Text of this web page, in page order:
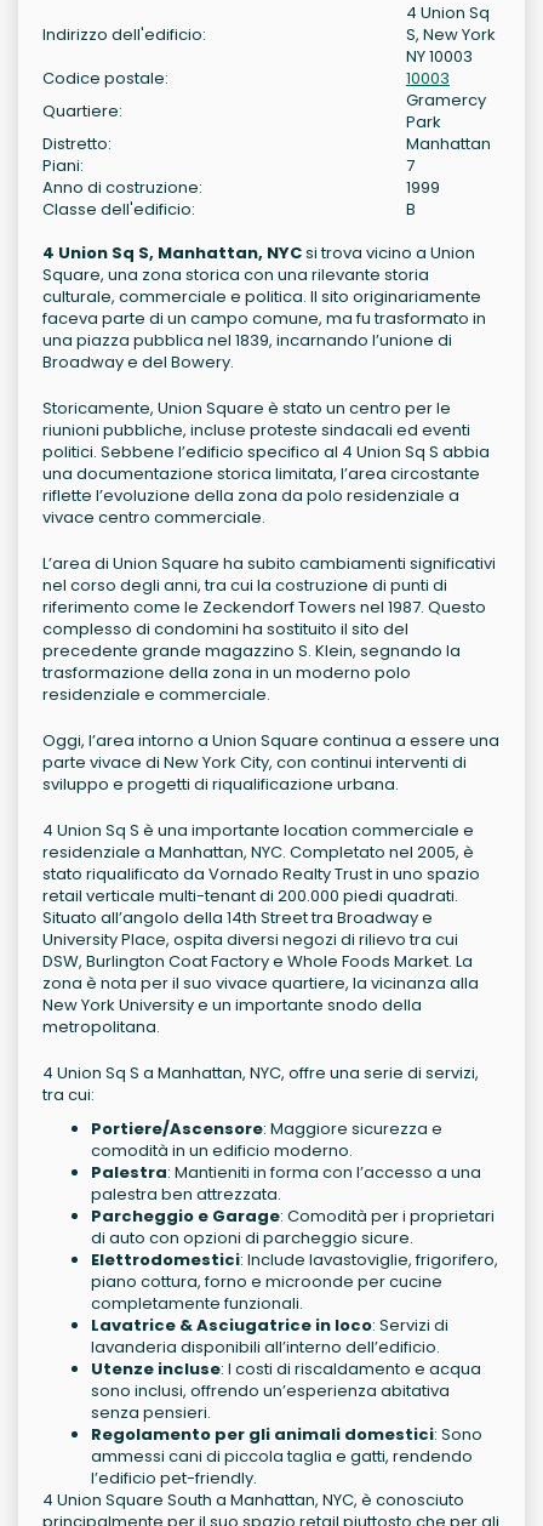
Indirizzo dell'edificio:
4 Union Sq
S, New York
NY 10003
Codice postale:
10003
Quartiere:
Gramercy
Park
Distretto:
Manhattan
Piani:
7
Anno di costruzione:
1999
Classe dell'edificio:
B
4 Union Sq S, Manhattan, NYCsi trova vicino a Union
Square, una zona storica con una rilevante storia
culturale, commerciale e politica. Il sito originariamente
faceva parte di un campo comune, ma fu trasformato in
una piazza pubblica nel 1839, incarnando l’unione di
Broadway e del Bowery.
Storicamente, Union Square è stato un centro per le
riunioni pubbliche, incluse proteste sindacali ed eventi
politici. Sebbene l’edificio specifico al 4 Union Sq S abbia
una documentazione storica limitata, l’area circostante
riflette l’evoluzione della zona da polo residenziale a
vivace centro commerciale.
L’area di Union Square ha subito cambiamenti significativi
nel corso degli anni, tra cui la costruzione di punti di
riferimento come le Zeckendorf Towers nel 1987. Questo
complesso di condomini ha sostituito il sito del
precedente grande magazzino S. Klein, segnando la
trasformazione della zona in un moderno polo
residenziale e commerciale.
Oggi, l’area intorno a Union Square continua a essere una
parte vivace di New York City, con continui interventi di
sviluppo e progetti di riqualificazione urbana.
4 Union Sq S è una importante location commerciale e
residenziale a Manhattan, NYC. Completato nel 2005, è
stato riqualificato da Vornado Realty Trust in uno spazio
retail verticale multi-tenant di 200.000 piedi quadrati.
Situato all’angolo della 14th Street tra Broadway e
University Place, ospita diversi negozi di rilievo tra cui
DSW, Burlington Coat Factory e Whole Foods Market. La
zona è nota per il suo vivace quartiere, la vicinanza alla
New York University e un importante snodo della
metropolitana.
4 Union Sq S a Manhattan, NYC, offre una serie di servizi,
tra cui:
Portiere/Ascensore: Maggiore sicurezza e
comodità in un edificio moderno.
Palestra: Mantieniti in forma con l’accesso a una
palestra ben attrezzata.
Parcheggio e Garage: Comodità per i proprietari
di auto con opzioni di parcheggio sicure.
Elettrodomestici: Include lavastoviglie, frigorifero,
piano cottura, forno e microonde per cucine
completamente funzionali.
Lavatrice & Asciugatrice in loco: Servizi di
lavanderia disponibili all’interno dell’edificio.
Utenze incluse: I costi di riscaldamento e acqua
sono inclusi, offrendo un’esperienza abitativa
senza pensieri.
Regolamento per gli animali domestici: Sono
ammessi cani di piccola taglia e gatti, rendendo
l’edificio pet-friendly.
4 Union Square South a Manhattan, NYC, è conosciuto